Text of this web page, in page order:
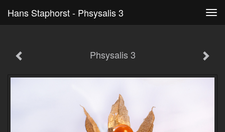
Hans Staphorst - Phsysalis 3
Phsysalis 3